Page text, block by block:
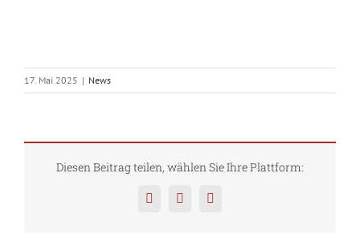
17. Mai 2025 | News
Diesen Beitrag teilen, wählen Sie Ihre Plattform:
FacebookTwitterPinterest